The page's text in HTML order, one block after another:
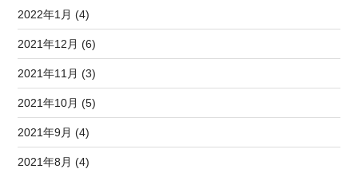
2022年1月 (4)
2021年12月 (6)
2021年11月 (3)
2021年10月 (5)
2021年9月 (4)
2021年8月 (4)